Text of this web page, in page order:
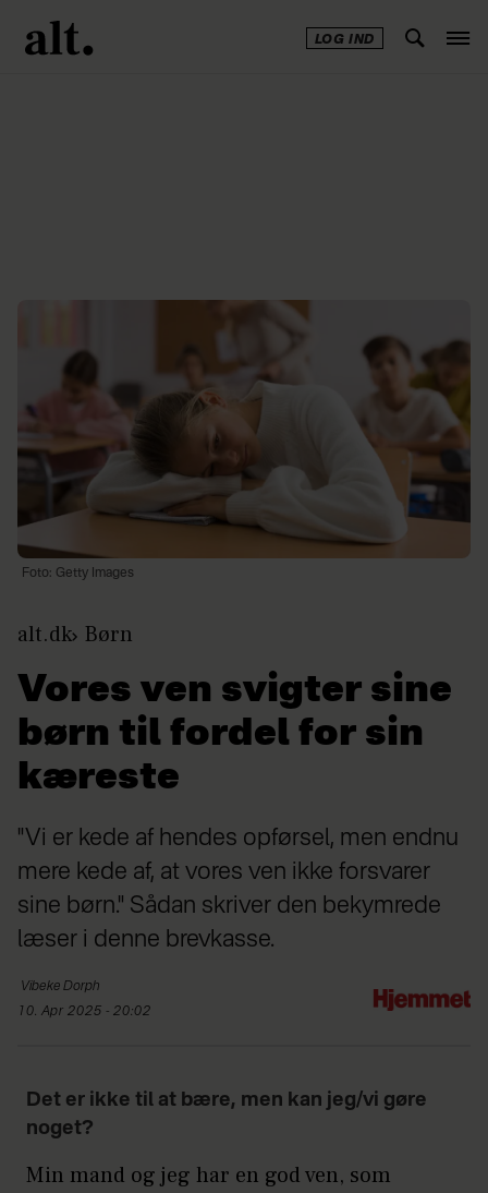
LOG IND
Foto: Getty Images
alt.dk Børn
Vores ven svigter sine
børn til fordel for sin
kæreste
"Vi er kede af hendes opførsel, men endnu
mere kede af, at vores ven ikke forsvarer
sine børn." Sådan skriver den bekymrede
læser i denne brevkasse.
Vibeke Dorph
10. Apr 2025 - 20:02
Det er ikke til at bære, men kan jeg/vi gøre
noget?
Min mand og jeg har en god ven, som